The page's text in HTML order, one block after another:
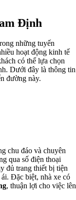
Định
những tuyến
hoạt động kinh tế
có thể lựa chọn
Dưới đây là thông tin
đường này.
chu đáo và chuyên
qua số điện thoại
đủ trang thiết bị tiện
Đặc biệt, nhà xe có
, thuận lợi cho việc lên